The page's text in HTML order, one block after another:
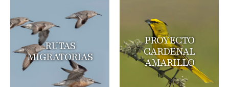
RUTAS
MIGRATORIAS
PROYECTO
CARDENAL
AMARILLO